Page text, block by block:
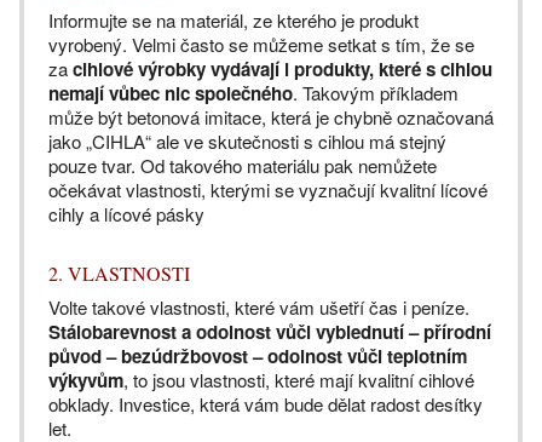
Informujte se na materiál, ze kterého je produkt
vyrobený. Velmi často se můžeme setkat s tím, že se
zacihlové výrobky vydávají i produkty, které s cihlou
nemají vůbec nic společného. Takovým příkladem
může být betonová imitace, která je chybně označovaná
jako „CIHLA“ ale ve skutečnosti s cihlou má stejný
pouze tvar. Od takového materiálu pak nemůžete
očekávat vlastnosti, kterými se vyznačují kvalitní lícové
cihly a lícové pásky
2. VLASTNOSTI
Volte takové vlastnosti, které vám ušetří čas i peníze.
Stálobarevnost a odolnost vůči vyblednutí – přírodní
původ – bezúdržbovost – odolnost vůči teplotním
výkyvům, to jsou vlastnosti, které mají kvalitní cihlové
obklady. Investice, která vám bude dělat radost desítky
let.